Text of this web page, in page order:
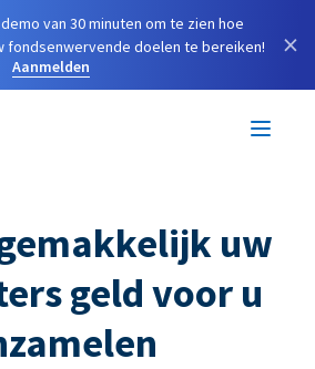
van 30 minuten om te zien hoe
fondsenwervende doelen te bereiken!
Aanmelden
×
uw
geld voor u